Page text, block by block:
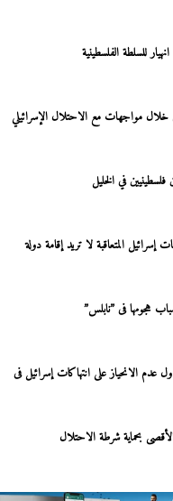
للسلطة الفلسطينية
خلال مواجهات مع الاحتلال الإسرائيلي
في الخليل
المتعاقبة لا تريد إقامة دولة
هجومها فى ”نابلس”
عدم الانحياز على انتهاكات إسرائيل فى
بحماية شرطة الاحتلال